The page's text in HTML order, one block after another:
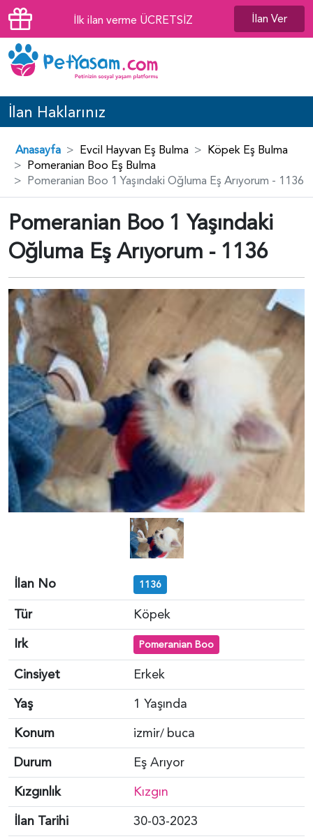
İlk ilan verme ÜCRETSİZ İlan Ver
İlan Haklarınız
Anasayfa Evcil Hayvan Eş Bulma
Köpek Eş Bulma
Pomeranian Boo Eş Bulma
Pomeranian Boo 1 Yaşındaki Oğluma Eş Arıyorum - 1136
Pomeranian Boo 1 Yaşındaki
Oğluma Eş Arıyorum - 1136
İlan No 1136
Tür
Köpek
Irk
Pomeranian Boo
Cinsiyet
Erkek
Yaş
1 Yaşında
Konum
izmir/ buca
Durum
Eş Arıyor
Kızgınlık
Kızgın
İlan Tarihi
30-03-2023